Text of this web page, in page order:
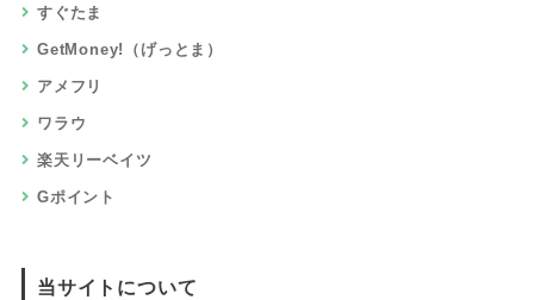
すぐたま
GetMoney!（げっとま）
アメフリ
ワラウ
楽天リーベイツ
Gポイント
当サイトについて